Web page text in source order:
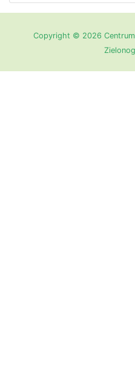
Copyright © 2026